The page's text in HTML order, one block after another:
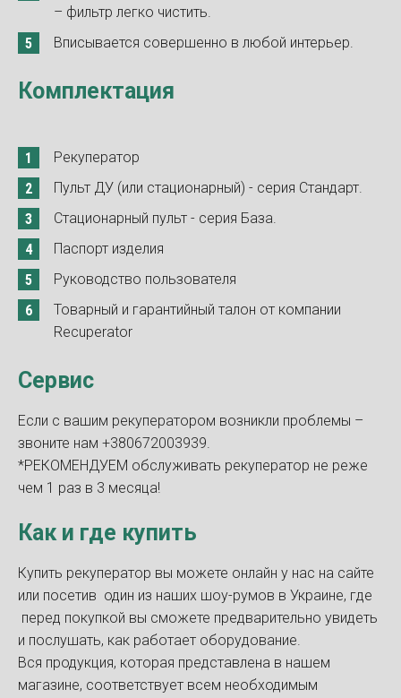
– фильтр легко чистить.
Вписывается совершенно в любой интерьер.
Комплектация
Рекуператор
Пульт ДУ (или стационарный) - серия Стандарт.
Стационарный пульт - серия База.
Паспорт изделия
Руководство пользователя
Товарный и гарантийный талон от компании
Recuperator
Сервис
Если с вашим рекуператором возникли проблемы –
звоните нам +380672003939.
*РЕКОМЕНДУЕМ обслуживать рекуператор не реже
чем 1 раз в 3 месяца!
Как и где купить
Купить рекуператор вы можете онлайн у нас на сайте
или посетив один из наших шоу-румов в Украине, где
перед покупкой вы сможете предварительно увидеть
и послушать, как работает оборудование.
Вся продукция, которая представлена в нашем
магазине, соответствует всем необходимым